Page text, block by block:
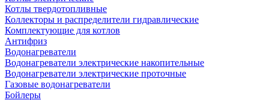
Котлы твердотопливные
Коллекторы и распределители гидравлические
Комплектующие для котлов
Антифриз
Водонагреватели
Водонагреватели электрические накопительные
Водонагреватели электрические проточные
Газовые водонагреватели
Бойлеры